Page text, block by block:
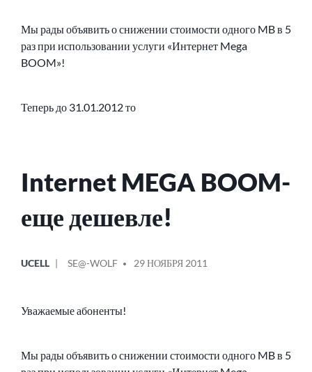
Мы рады объявить о снижении стоимости одного MB в 5
раз при использовании услуги «Интернет Mega
BOOM»!
Теперь до 31.01.2012 то
Internet MEGA BOOM-
еще дешевле!
В
UCELL
ОТ
SE@-WOLF 29 НОЯБРЯ 2011
Уважаемые абоненты!
Мы рады объявить о снижении стоимости одного MB в 5